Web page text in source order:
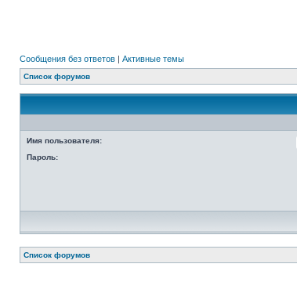
Сообщения без ответов | Активные темы
Список форумов
Имя пользователя:
Пароль:
Список форумов